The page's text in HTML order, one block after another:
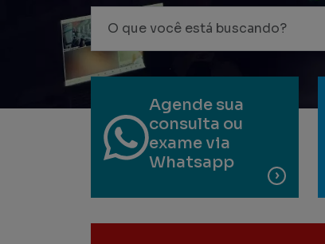
Agende sua
consulta ou
exame via
Whatsapp